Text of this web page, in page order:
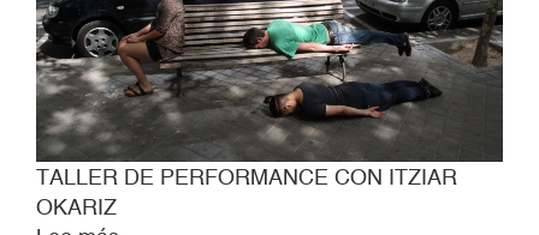
TALLER DE PERFORMANCE CON ITZIAR
OKARIZ